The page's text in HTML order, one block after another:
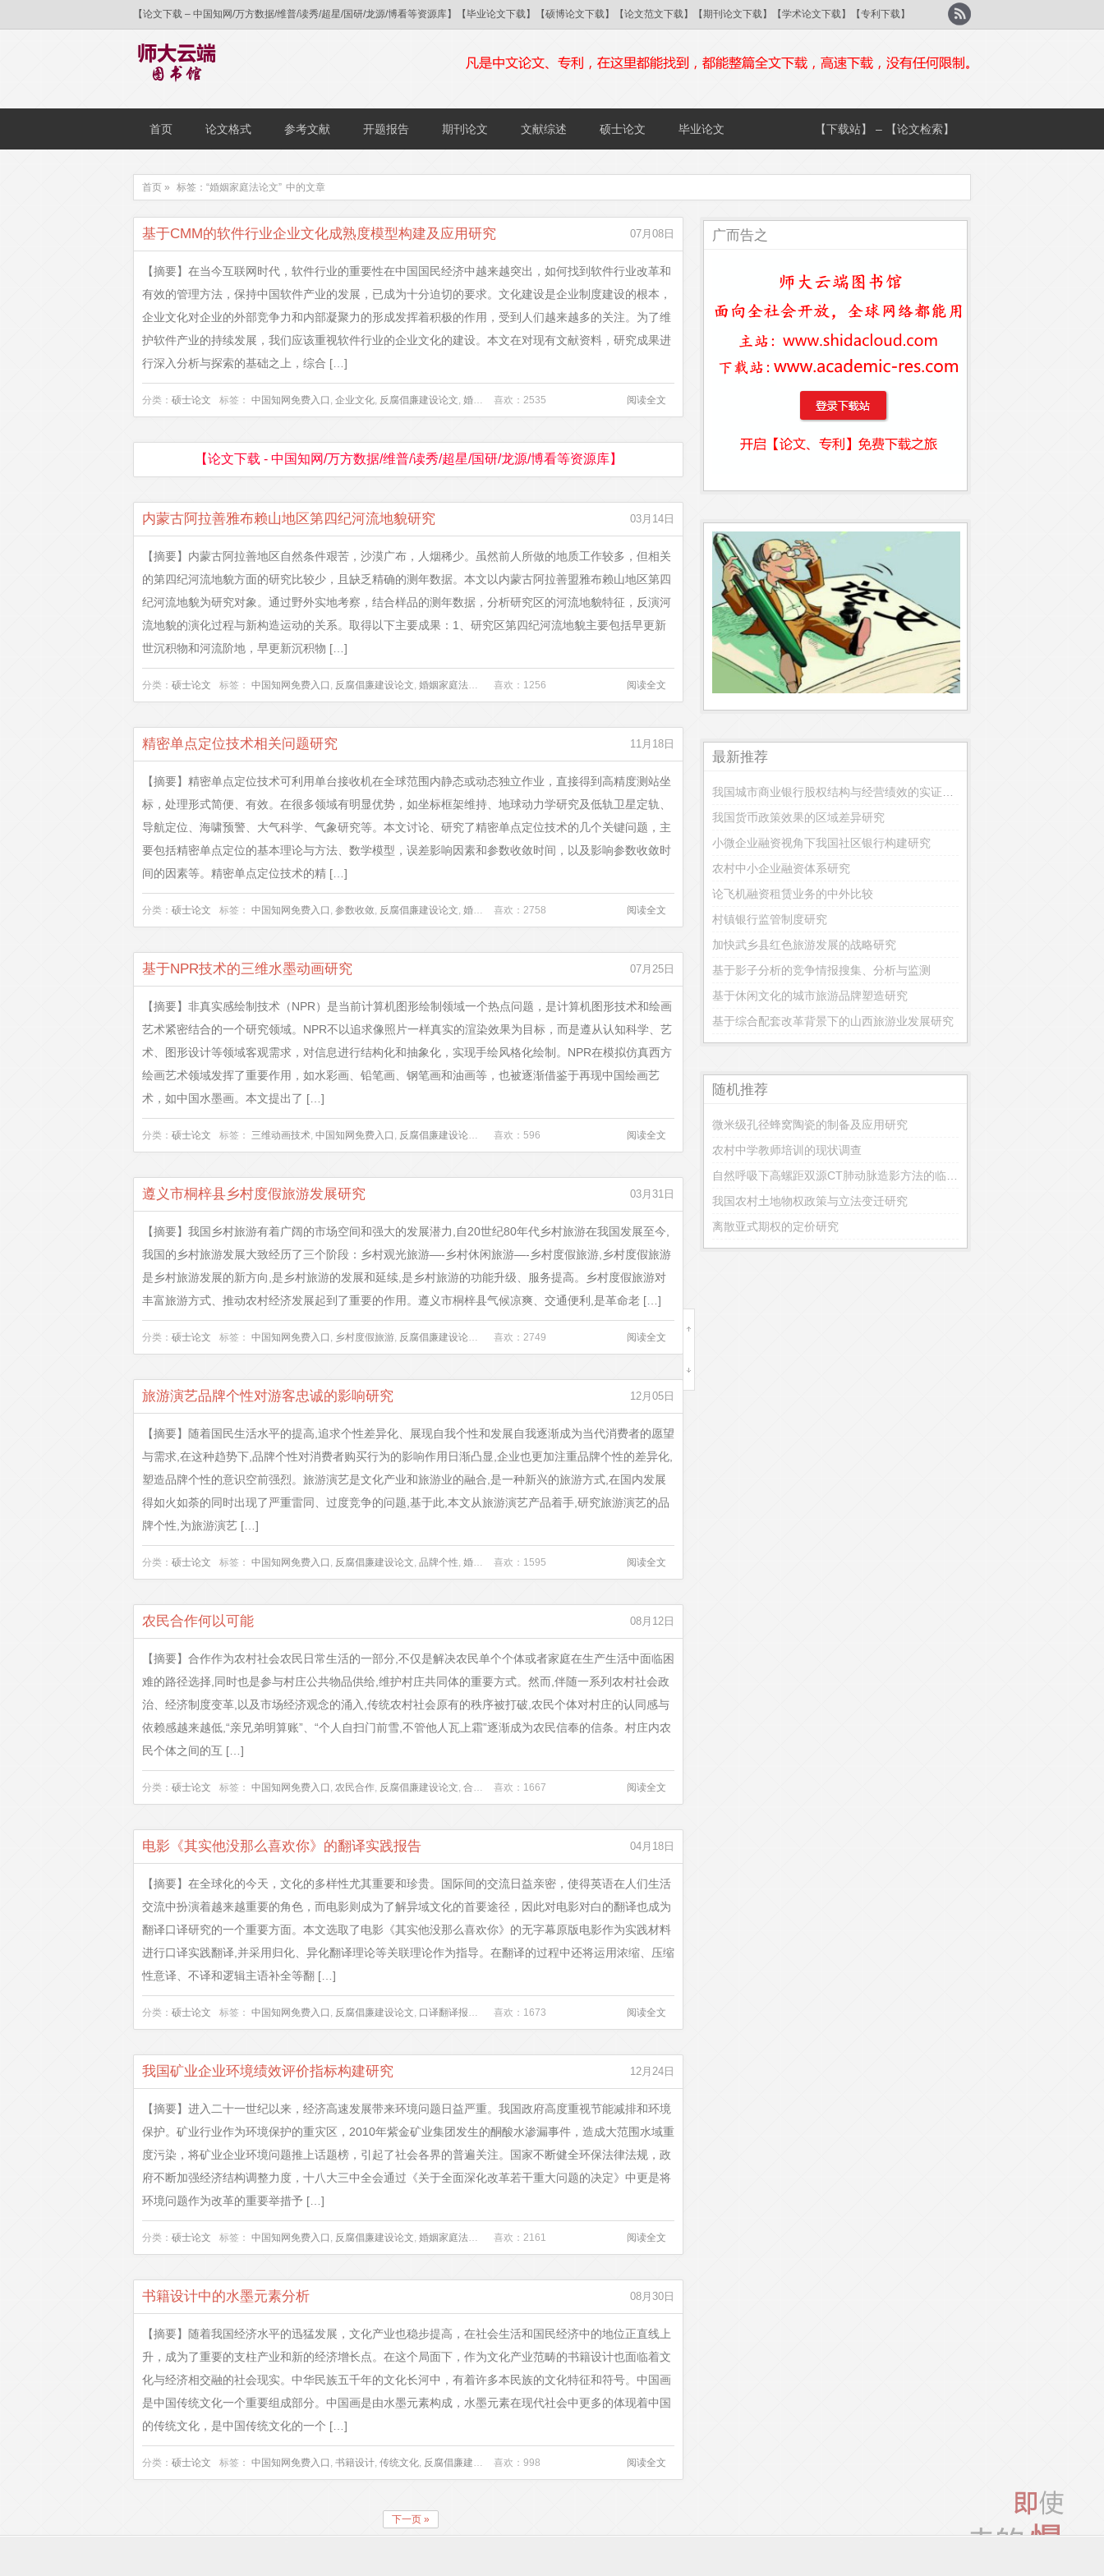
【论文下载 – 中国知网/万方数据/维普/读秀/超星/国研/龙源/博看等资源库】【毕业论文下载】【硕博论文下载】【论文范文下载】【期刊论文下载】【学术论文下载】【专利下载】
首页 论文格式 参考文献 开题报告 期刊论文 文献综述 硕士论文 毕业论文 【下载站】 – 【论文检索】
首页 » 标签：“婚姻家庭法论文” 中的文章
基于CMM的软件行业企业文化成熟度模型构建及应用研究 07月08日
【摘要】在当今互联网时代，软件行业的重要性在中国国民经济中越来越突出，如何找到软件行业改革和
有效的管理方法，保持中国软件产业的发展，已成为十分迫切的要求。文化建设是企业制度建设的根本，
企业文化对企业的外部竞争力和内部凝聚力的形成发挥着积极的作用，受到人们越来越多的关注。为了维
护软件产业的持续发展，我们应该重视软件行业的企业文化的建设。本文在对现有文献资料，研究成果进
行深入分析与探索的基础之上，综合 […]
分类： 硕士论文 标签： 中国知网免费入口 , 企业文化, 反腐倡廉建设论文, 婚姻家庭法论文 ,小学教师教学论文 成熟度模型
喜欢：2535 阅读全文
【论文下载 - 中国知网/万方数据/维普/读秀/超星/国研/龙源/博看等资源库】
内蒙古阿拉善雅布赖山地区第四纪河流地貌研究 03月14日
【摘要】内蒙古阿拉善地区自然条件艰苦，沙漠广布，人烟稀少。虽然前人所做的地质工作较多，但相关
的第四纪河流地貌方面的研究比较少，且缺乏精确的测年数据。本文以内蒙古阿拉善盟雅布赖山地区第四
纪河流地貌为研究对象。通过野外实地考察，结合样品的测年数据，分析研究区的河流地貌特征，反演河
流地貌的演化过程与新构造运动的关系。取得以下主要成果：1、研究区第四纪河流地貌主要包括早更新
世沉积物和河流阶地，早更新沉积物 […]
分类： 硕士论文 标签： 中国知网免费入口 , 反腐倡廉建设论文, 婚姻家庭法论文 小学教师教学论文 ,河流地貌 雅布赖山
喜欢：1256 阅读全文
精密单点定位技术相关问题研究 11月18日
【摘要】精密单点定位技术可利用单台接收机在全球范围内静态或动态独立作业，直接得到高精度测站坐
标，处理形式简便、有效。在很多领域有明显优势，如坐标框架维持、地球动力学研究及低轨卫星定轨、
导航定位、海啸预警、大气科学、气象研究等。本文讨论、研究了精密单点定位技术的几个关键问题，主
要包括精密单点定位的基本理论与方法、数学模型，误差影响因素和参数收敛时间，以及影响参数收敛时
间的因素等。精密单点定位技术的精 […]
分类： 硕士论文 标签： 中国知网免费入口 , 参数收敛, 反腐倡廉建设论文, 婚姻家庭法论文 ,小学教师教学论文 抗差估计,
喜欢：2758 阅读全文
基于NPR技术的三维水墨动画研究 07月25日
【摘要】非真实感绘制技术（NPR）是当前计算机图形绘制领域一个热点问题，是计算机图形技术和绘画
艺术紧密结合的一个研究领域。NPR不以追求像照片一样真实的渲染效果为目标，而是遵从认知科学、艺
术、图形设计等领域客观需求，对信息进行结构化和抽象化，实现手绘风格化绘制。NPR在模拟仿真西方
绘画艺术领域发挥了重要作用，如水彩画、铅笔画、钢笔画和油画等，也被逐渐借鉴于再现中国绘画艺
术，如中国水墨画。本文提出了 […]
分类： 硕士论文 标签： 三维动画技术, 中国知网免费入口 , 反腐倡廉建设论文 婚姻家庭法论文 小学教师教学论文,水墨动画
喜欢：596 阅读全文
遵义市桐梓县乡村度假旅游发展研究 03月31日
【摘要】我国乡村旅游有着广阔的市场空间和强大的发展潜力,自20世纪80年代乡村旅游在我国发展至今,
我国的乡村旅游发展大致经历了三个阶段：乡村观光旅游—-乡村休闲旅游—-乡村度假旅游,乡村度假旅游
是乡村旅游发展的新方向,是乡村旅游的发展和延续,是乡村旅游的功能升级、服务提高。乡村度假旅游对
丰富旅游方式、推动农村经济发展起到了重要的作用。遵义市桐梓县气候凉爽、交通便利,是革命老 […]
分类： 硕士论文 标签： 中国知网免费入口 , 乡村度假旅游, 反腐倡廉建设论文 发展,婚姻家庭法论文 小学教师教学论文,
喜欢：2749 阅读全文
旅游演艺品牌个性对游客忠诚的影响研究 12月05日
【摘要】随着国民生活水平的提高,追求个性差异化、展现自我个性和发展自我逐渐成为当代消费者的愿望
与需求,在这种趋势下,品牌个性对消费者购买行为的影响作用日渐凸显,企业也更加注重品牌个性的差异化,
塑造品牌个性的意识空前强烈。旅游演艺是文化产业和旅游业的融合,是一种新兴的旅游方式,在国内发展
得如火如荼的同时出现了严重雷同、过度竞争的问题,基于此,本文从旅游演艺产品着手,研究旅游演艺的品
牌个性,为旅游演艺 […]
分类： 硕士论文 标签： 中国知网免费入口 , 反腐倡廉建设论文, 品牌个性, 婚姻家庭法论文 ,小学教师教学论文 旅游演艺,
喜欢：1595 阅读全文
农民合作何以可能 08月12日
【摘要】合作作为农村社会农民日常生活的一部分,不仅是解决农民单个个体或者家庭在生产生活中面临困
难的路径选择,同时也是参与村庄公共物品供给,维护村庄共同体的重要方式。然而,伴随一系列农村社会政
治、经济制度变革,以及市场经济观念的涌入,传统农村社会原有的秩序被打破,农民个体对村庄的认同感与
依赖感越来越低,“亲兄弟明算账”、“个人自扫门前雪,不管他人瓦上霜”逐渐成为农民信奉的信条。村庄内农
民个体之间的互 […]
分类： 硕士论文 标签： 中国知网免费入口 , 农民合作, 反腐倡廉建设论文, 合作机制 ,婚姻家庭法论文 小学教师教学论文,
喜欢：1667 阅读全文
电影《其实他没那么喜欢你》的翻译实践报告 04月18日
【摘要】在全球化的今天，文化的多样性尤其重要和珍贵。国际间的交流日益亲密，使得英语在人们生活
交流中扮演着越来越重要的角色，而电影则成为了解异域文化的首要途径，因此对电影对白的翻译也成为
翻译口译研究的一个重要方面。本文选取了电影《其实他没那么喜欢你》的无字幕原版电影作为实践材料
进行口译实践翻译,并采用归化、异化翻译理论等关联理论作为指导。在翻译的过程中还将运用浓缩、压缩
性意译、不译和逻辑主语补全等翻 […]
分类： 硕士论文 标签： 中国知网免费入口 , 反腐倡廉建设论文, 口译翻译报告 婚姻家庭法论文 小学教师教学论文,归化异化理论
喜欢：1673 阅读全文
我国矿业企业环境绩效评价指标构建研究 12月24日
【摘要】进入二十一世纪以来，经济高速发展带来环境问题日益严重。我国政府高度重视节能减排和环境
保护。矿业行业作为环境保护的重灾区，2010年紫金矿业集团发生的酮酸水渗漏事件，造成大范围水域重
度污染，将矿业企业环境问题推上话题榜，引起了社会各界的普遍关注。国家不断健全环保法律法规，政
府不断加强经济结构调整力度，十八大三中全会通过《关于全面深化改革若干重大问题的决定》中更是将
环境问题作为改革的重要举措予 […]
分类： 硕士论文 标签： 中国知网免费入口 , 反腐倡廉建设论文, 婚姻家庭法论文 小学教师教学论文 ,平衡计分卡
喜欢：2161 阅读全文
书籍设计中的水墨元素分析 08月30日
【摘要】随着我国经济水平的迅猛发展，文化产业也稳步提高，在社会生活和国民经济中的地位正直线上
升，成为了重要的支柱产业和新的经济增长点。在这个局面下，作为文化产业范畴的书籍设计也面临着文
化与经济相交融的社会现实。中华民族五千年的文化长河中，有着许多本民族的文化特征和符号。中国画
是中国传统文化一个重要组成部分。中国画是由水墨元素构成，水墨元素在现代社会中更多的体现着中国
的传统文化，是中国传统文化的一个 […]
分类： 硕士论文 标签： 中国知网免费入口 , 书籍设计, 传统文化, 反腐倡廉建设论文 ,婚姻家庭法论文 小学教师教学论文,
喜欢：998 阅读全文
下一页 »
广而告之
最新推荐
我国货币政策效果的区域差异研究
小微企业融资视角下我国社区银行构建研究
农村中小企业融资体系研究
论飞机融资租赁业务的中外比较
村镇银行监管制度研究
加快武乡县红色旅游发展的战略研究
基于影子分析的竞争情报搜集、分析与监测
基于休闲文化的城市旅游品牌塑造研究
基于综合配套改革背景下的山西旅游业发展研究
随机推荐
微米级孔径蜂窝陶瓷的制备及应用研究
农村中学教师培训的现状调查
我国农村土地物权政策与立法变迁研究
离散亚式期权的定价研究